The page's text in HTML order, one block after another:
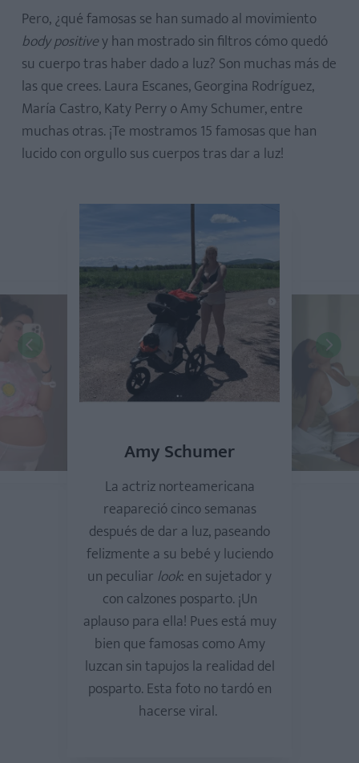
Pero, ¿qué famosas se han sumado al movimiento
body positivey han mostrado sin filtros cómo quedó
su cuerpo tras haber dado a luz? Son muchas más de
las que crees. Laura Escanes, Georgina Rodríguez,
María Castro, Katy Perry o Amy Schumer, entre
muchas otras. ¡Te mostramos 15 famosas que han
lucido con orgullo sus cuerpos tras dar a luz!
Amy Schumer
La actriz norteamericana
reapareció cinco semanas
después de dar a luz, paseando
felizmente a su bebé y luciendo
un peculiar look: en sujetador y
con calzones posparto. ¡Un
aplauso para ella! Pues está muy
bien que famosas como Amy
luzcan sin tapujos la realidad del
posparto. Esta foto no tardó en
hacerse viral.